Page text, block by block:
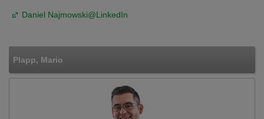
Daniel Najmowski@LinkedIn
Plapp, Mario